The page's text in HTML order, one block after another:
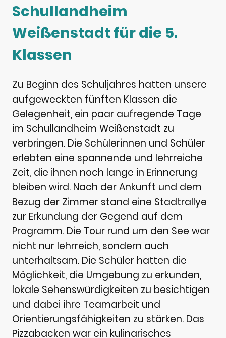
Schullandheim
Weißenstadt für die 5.
Klassen
Zu Beginn des Schuljahres hatten unsere
aufgeweckten fünften Klassen die
Gelegenheit, ein paar aufregende Tage
im Schullandheim Weißenstadt zu
verbringen. Die Schülerinnen und Schüler
erlebten eine spannende und lehrreiche
Zeit, die ihnen noch lange in Erinnerung
bleiben wird. Nach der Ankunft und dem
Bezug der Zimmer stand eine Stadtrallye
zur Erkundung der Gegend auf dem
Programm. Die Tour rund um den See war
nicht nur lehrreich, sondern auch
unterhaltsam. Die Schüler hatten die
Möglichkeit, die Umgebung zu erkunden,
lokale Sehenswürdigkeiten zu besichtigen
und dabei ihre Teamarbeit und
Orientierungsfähigkeiten zu stärken. Das
Pizzabacken war ein kulinarisches